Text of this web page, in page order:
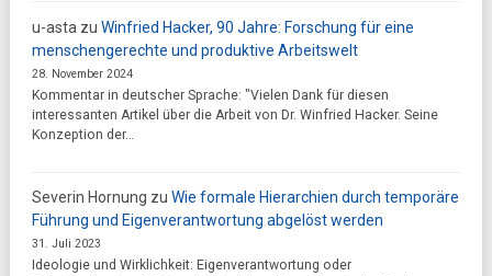
u-asta zu Winfried Hacker, 90 Jahre: Forschung für eine
menschengerechte und produktive Arbeitswelt
28. November 2024
Kommentar in deutscher Sprache: "Vielen Dank für diesen
interessanten Artikel über die Arbeit von Dr. Winfried Hacker. Seine
Konzeption der…
Severin Hornung zu Wie formale Hierarchien durch temporäre
Führung und Eigenverantwortung abgelöst werden
31. Juli 2023
Ideologie und Wirklichkeit: Eigenverantwortung oder